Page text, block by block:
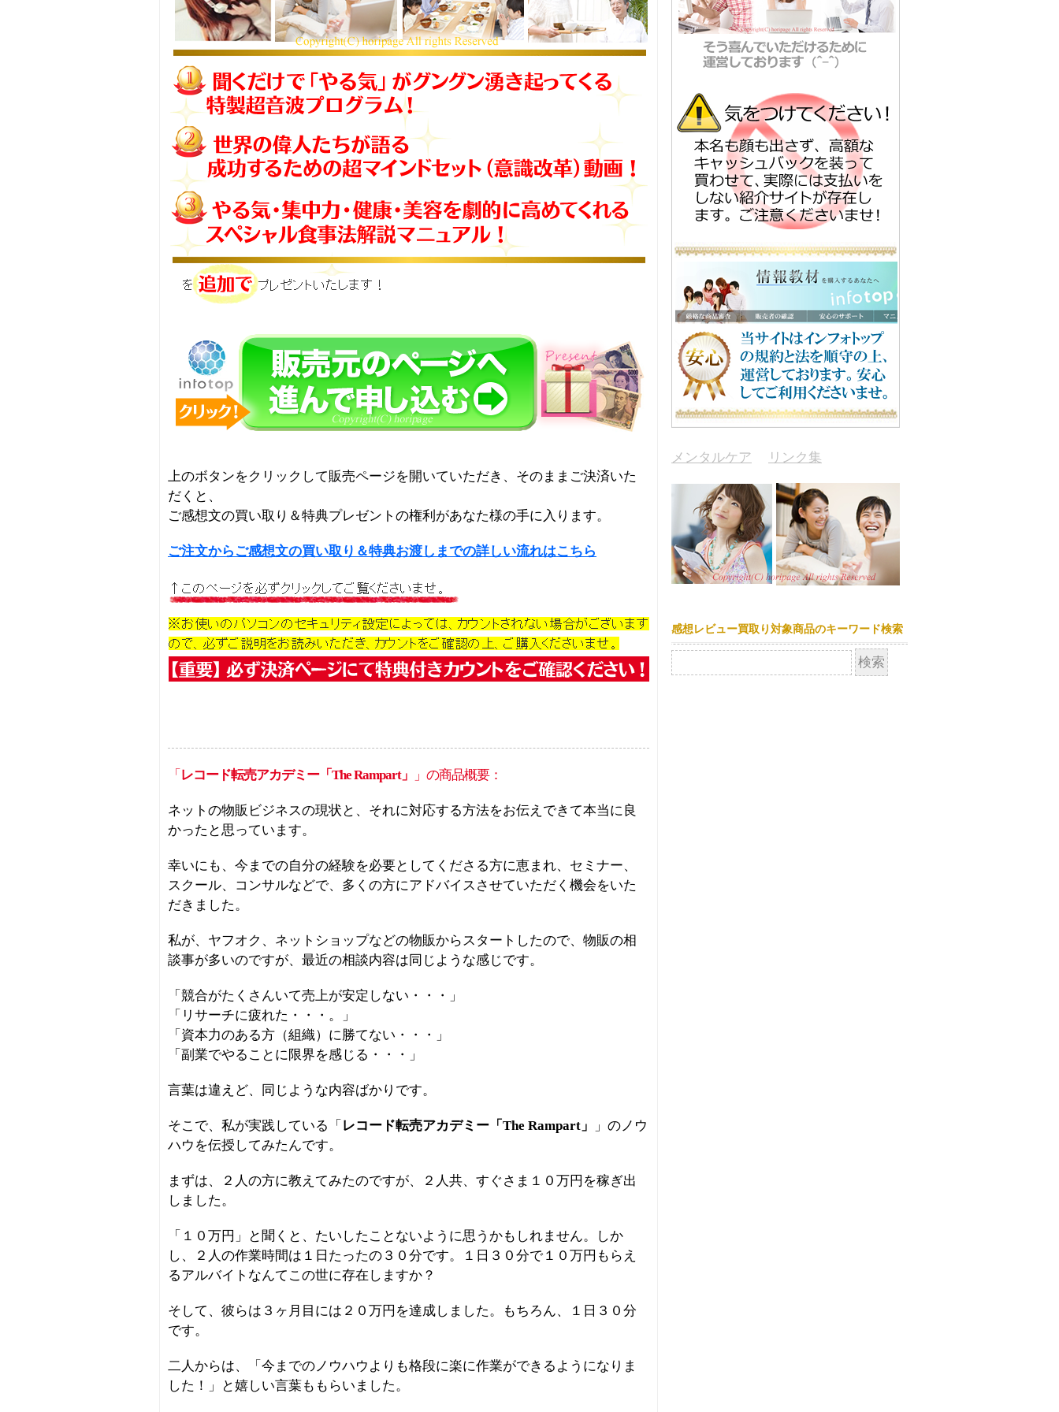
上のボタンをクリックして販売ページを開いていただき、そのままご決済いた
だくと、
ご感想文の買い取り＆特典プレゼントの権利があなた様の手に入ります。
ご注文からご感想文の買い取り＆特典お渡しまでの詳しい流れはこちら
「 レコード転売アカデミー「The Rampart」 」の商品概要：
ネットの物販ビジネスの現状と、それに対応する方法をお伝えできて本当に良
かったと思っています。
幸いにも、今までの自分の経験を必要としてくださる方に恵まれ、セミナー、
スクール、コンサルなどで、多くの方にアドバイスさせていただく機会をいた
だきました。
私が、ヤフオク、ネットショップなどの物販からスタートしたので、物販の相
談事が多いのですが、最近の相談内容は同じような感じです。
「競合がたくさんいて売上が安定しない・・・」
「リサーチに疲れた・・・。」
「資本力のある方（組織）に勝てない・・・」
「副業でやることに限界を感じる・・・」
言葉は違えど、同じような内容ばかりです。
そこで、私が実践している「 レコード転売アカデミー「The Rampart」
」のノウ
ハウを伝授してみたんです。
まずは、２人の方に教えてみたのですが、２人共、すぐさま１０万円を稼ぎ出
しました。
「１０万円」と聞くと、たいしたことないように思うかもしれません。しか
し、２人の作業時間は１日たったの３０分です。１日３０分で１０万円もらえ
るアルバイトなんてこの世に存在しますか？
そして、彼らは３ヶ月目には２０万円を達成しました。もちろん、１日３０分
です。
二人からは、「今までのノウハウよりも格段に楽に作業ができるようになりま
した！」と嬉しい言葉ももらいました。
メンタルケア リンク集
感想レビュー買取り対象商品のキーワード検索
検索: